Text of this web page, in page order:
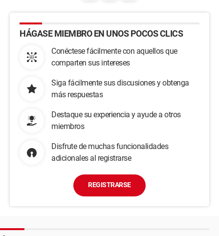
HÁGASE MIEMBRO EN UNOS POCOS CLICS
Conéctese fácilmente con aquellos que
comparten sus intereses
Siga fácilmente sus discusiones y obtenga
más respuestas
Destaque su experiencia y ayude a otros
miembros
Disfrute de muchas funcionalidades
adicionales al registrarse
REGISTRARSE